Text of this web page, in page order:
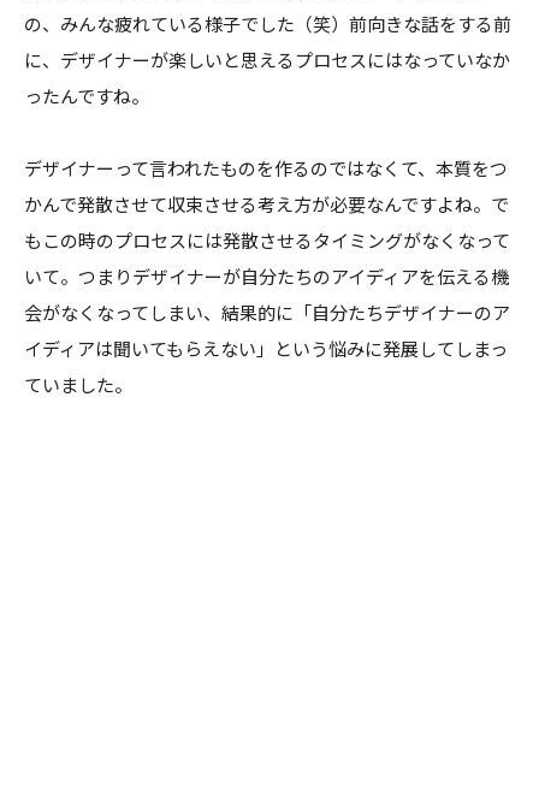
の、みんな疲れている様子でした（笑）前向きな話をする前
に、デザイナーが楽しいと思えるプロセスにはなっていなか
ったんですね。
デザイナーって言われたものを作るのではなくて、本質をつ
かんで発散させて収束させる考え方が必要なんですよね。で
もこの時のプロセスには発散させるタイミングがなくなって
いて。つまりデザイナーが自分たちのアイディアを伝える機
会がなくなってしまい、結果的に「自分たちデザイナーのア
イディアは聞いてもらえない」という悩みに発展してしまっ
ていました。